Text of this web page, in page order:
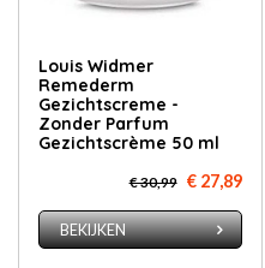
Louis Widmer
Remederm
Gezichtscreme -
Zonder Parfum
Gezichtscrème 50 ml
€ 30,99 € 27,89
BEKIJKEN